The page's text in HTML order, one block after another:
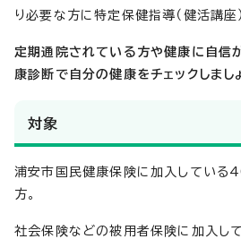
り必要な方に特定保健指導（健活講座
定期通院されている方や健康に自信
康診断で自分の健康をチェックしまし
対象
浦安市国民健康保険に加入してい
方。
社会保険などの被用者保険に加入し